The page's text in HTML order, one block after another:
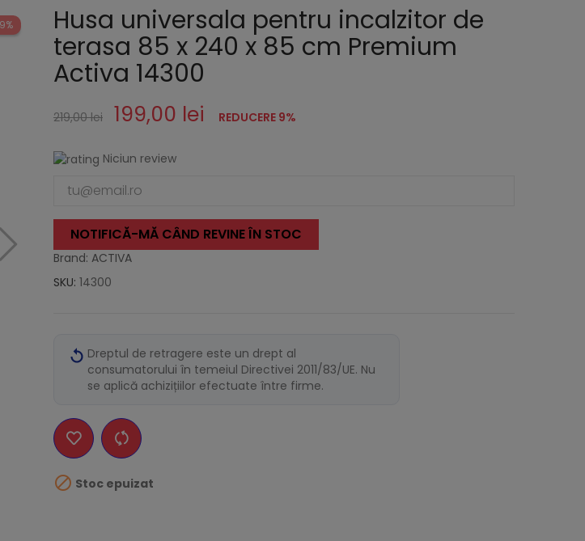
Husa universala pentru incalzitor de
terasa 85 x 240 x 85 cm Premium
Activa 14300
219,00 lei 199,00 lei REDUCERE 9%
Niciun review
NOTIFICĂ-MĂ CÂND REVINE ÎN STOC
Brand: ACTIVA
SKU: 14300
Dreptul de retragere este un drept al
consumatorului în temeiul Directivei 2011/83/UE. Nu
se aplică achizițiilor efectuate între firme.
 Stoc epuizat